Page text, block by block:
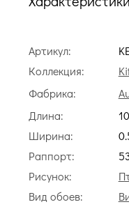
Артикул:
Коллекция:
Фабрика:
Длина:
Ширина:
Раппорт:
Рисунок:
Вид обоев: